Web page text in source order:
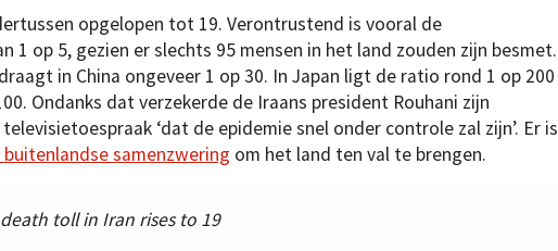
opgelopen tot 19. Verontrustend is vooral de
1 op 5, gezien er slechts 95 mensen in het land zouden zijn besmet.
in China ongeveer 1 op 30. In Japan ligt de ratio rond 1 op 200
Ondanks dat verzekerde de Iraans president Rouhani zijn
‘dat de epidemie snel onder controle zal zijn’. Er is
buitenlandse samenzwering om het land ten val te brengen.
toll in Iran rises to 19